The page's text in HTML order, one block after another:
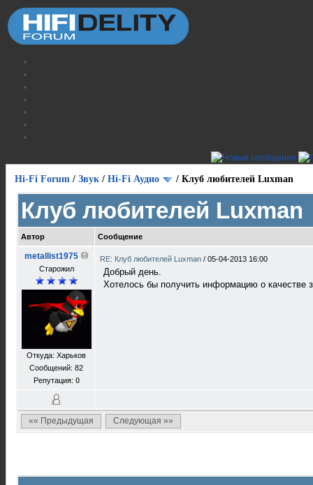
Hi-Fi Forum / Звук / Hi-Fi Аудио / Клуб любителей Luxman
Клуб любителей Luxman
Автор Сообщение
metallist1975
Старожил
Откуда: Харьков
Сообщений: 82
Репутация: 0
RE: Клуб любителей Luxman / 05-04-2013 16:00
Добрый день.
Хотелось бы получить информацию о качестве
«« Предыдущая Следующая »»